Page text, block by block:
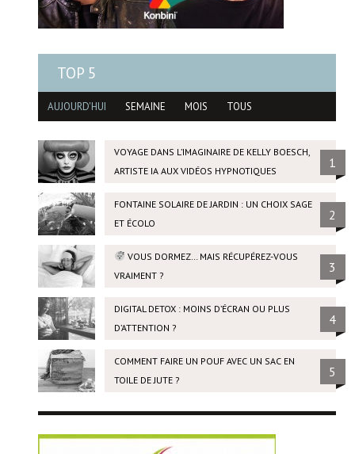
TOP 5
AUJOURD'HUI SEMAINE MOIS TOUS
VOYAGE DANS L’IMAGINAIRE DE KELLY BOESCH,
ARTISTE IA AUX VIDÉOS HYPNOTIQUES
1
FONTAINE SOLAIRE DE JARDIN : UN CHOIX SAGE
ET ÉCOLO
2
VOUS DORMEZ… MAIS RÉCUPÉREZ-VOUS
VRAIMENT ?
3
DIGITAL DETOX : MOINS D’ÉCRAN OU PLUS
D’ATTENTION ?
4
COMMENT FAIRE UN POUF AVEC UN SAC EN
TOILE DE JUTE ?
5